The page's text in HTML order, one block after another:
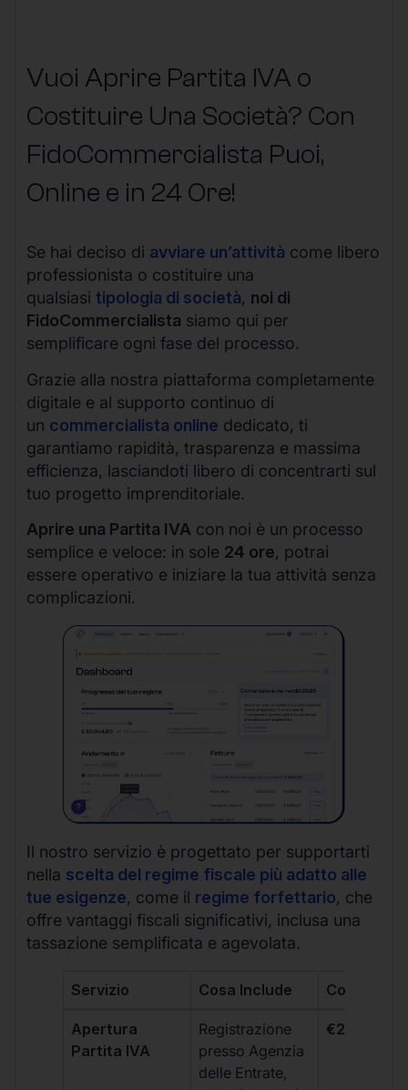
Vuoi Aprire Partita IVA o
Costituire Una Società? Con
FidoCommercialista Puoi,
Online e in 24 Ore!
Se hai deciso di avviare un’attività come libero
professionista o costituire una
qualsiasi tipologia di società, noi di
FidoCommercialista siamo qui per
semplificare ogni fase del processo.
Grazie alla nostra piattaforma completamente
digitale e al supporto continuo di
un commercialista online dedicato, ti
garantiamo rapidità, trasparenza e massima
efficienza, lasciandoti libero di concentrarti sul
tuo progetto imprenditoriale.
Aprire una Partita IVA con noi è un processo
semplice e veloce: in sole 24 ore, potrai
essere operativo e iniziare la tua attività senza
complicazioni.
Il nostro servizio è progettato per supportarti
nella scelta del regime fiscale più adatto alle
tue esigenze, come il regime forfettario, che
offre vantaggi fiscali significativi, inclusa una
tassazione semplificata e agevolata.
Servizio Cosa Include Costo
Apertura
Partita IVA
Registrazione
presso Agenzia
delle Entrate,
€264 +